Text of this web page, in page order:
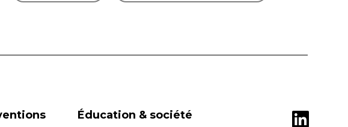
Éducation & société